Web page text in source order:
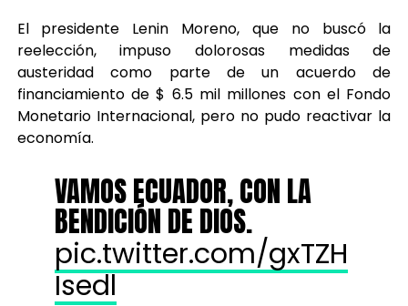
El presidente Lenin Moreno, que no buscó la
reelección, impuso dolorosas medidas de
austeridad como parte de un acuerdo de
financiamiento de $ 6.5 mil millones con el Fondo
Monetario Internacional, pero no pudo reactivar la
economía.
VAMOS ECUADOR, CON LA
BENDICIÓN DE DIOS.
pic.twitter.com/gxTZH
Isedl